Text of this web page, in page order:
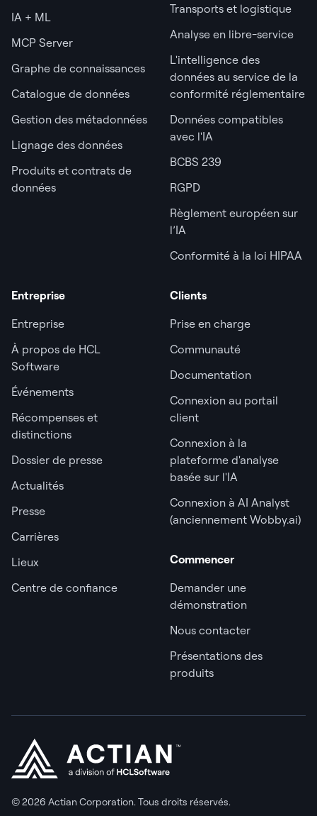
IA + ML
MCP Server
Graphe de connaissances
Catalogue de données
Gestion des métadonnées
Lignage des données
Produits et contrats de
données
Transports et logistique
Analyse en libre-service
L'intelligence des
données au service de la
conformité réglementaire
Données compatibles
avec l'IA
BCBS 239
RGPD
Règlement européen sur
l’IA
Conformité à la loi HIPAA
Entreprise
Entreprise
À propos de HCL
Software
Événements
Récompenses et
distinctions
Dossier de presse
Actualités
Presse
Carrières
Lieux
Centre de confiance
Clients
Prise en charge
Communauté
Documentation
Connexion au portail
client
Connexion à la
plateforme d'analyse
basée sur l'IA
Connexion à AI Analyst
(anciennement Wobby.ai)
Commencer
Demander une
démonstration
Nous contacter
Présentations des
produits
© 2026 Actian Corporation. Tous droits réservés.